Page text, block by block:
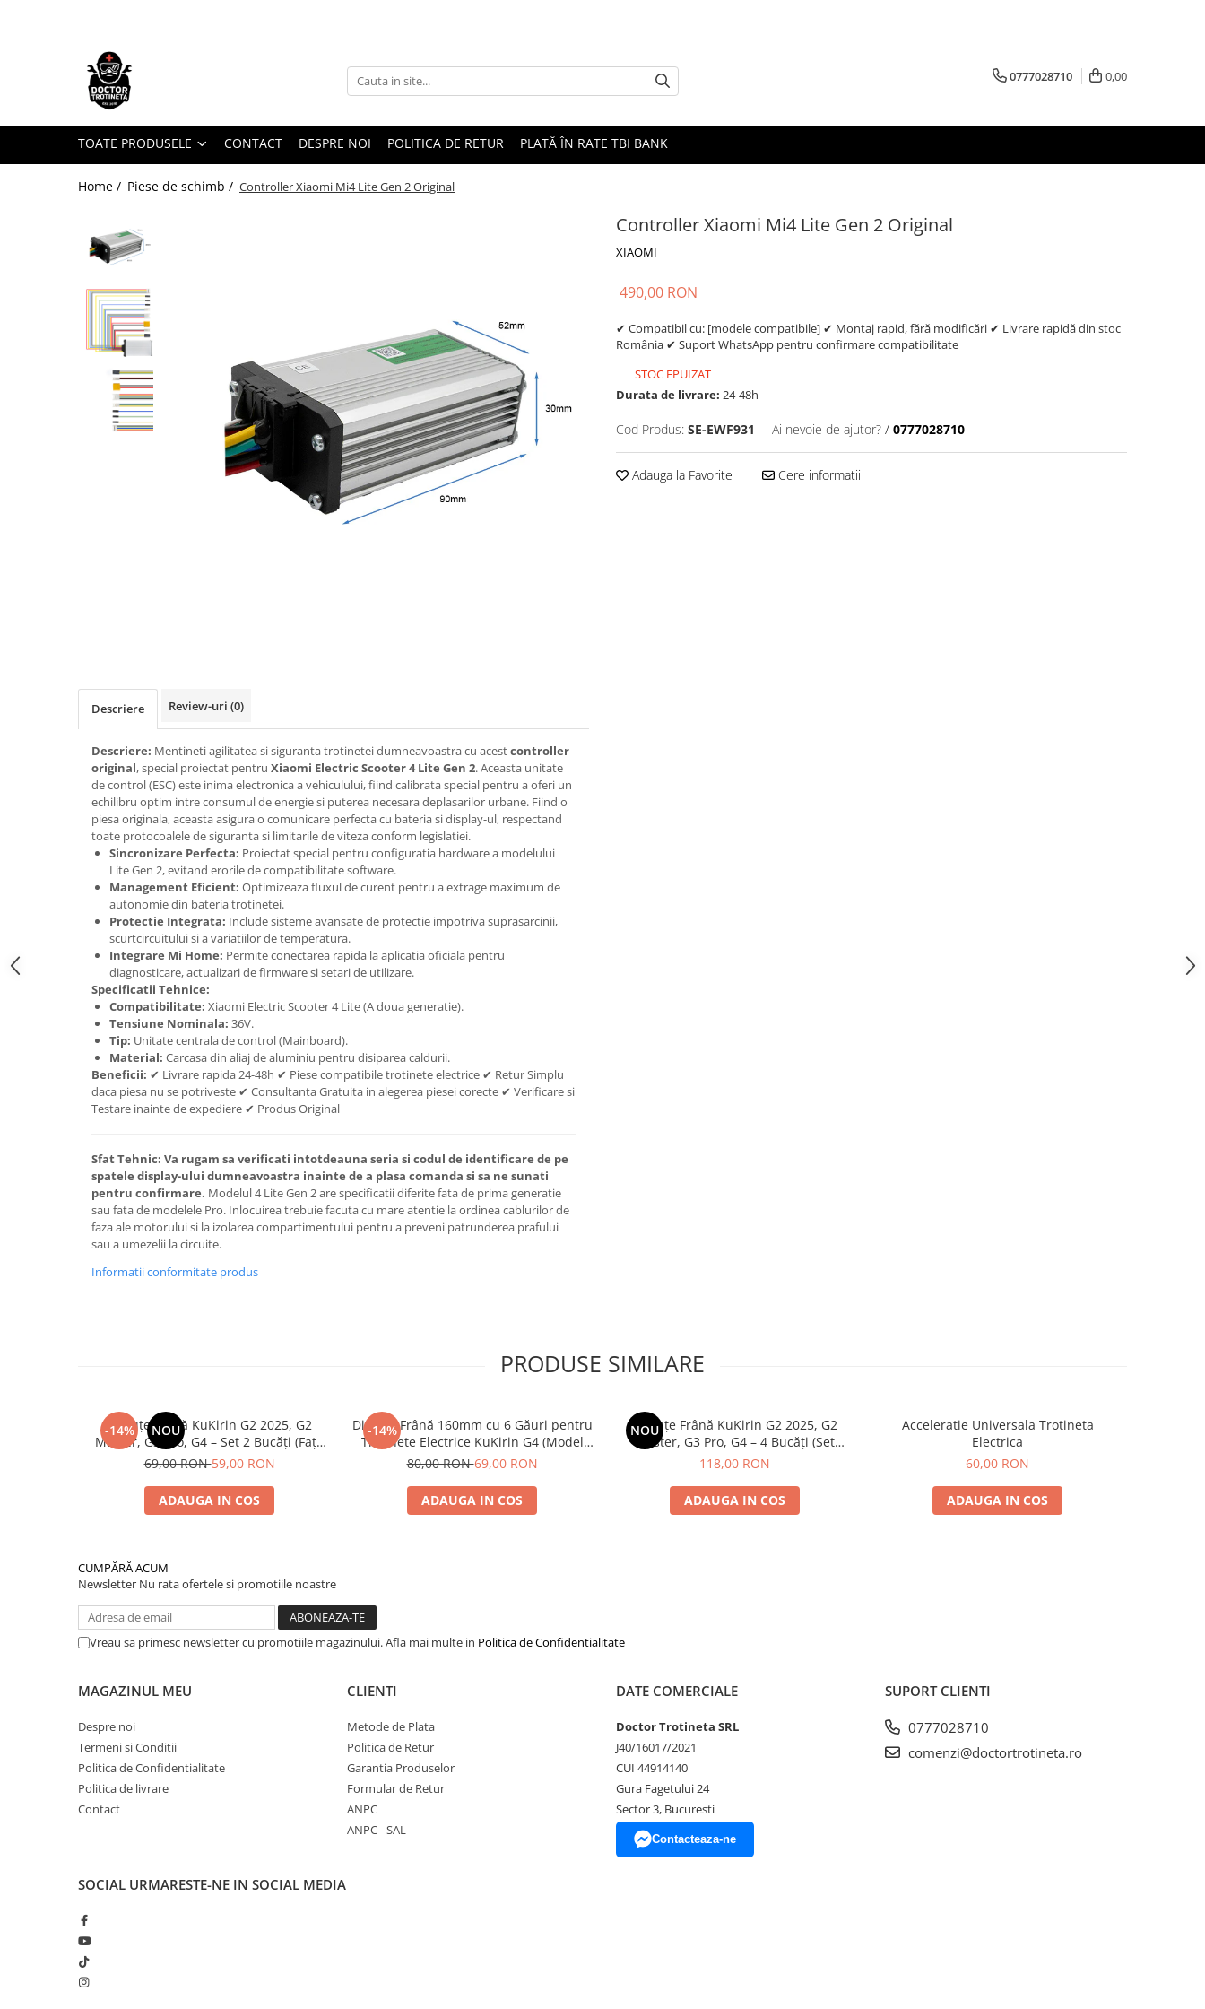
Toate Produsele
Piese de schimb
https://www.doctortrotineta.ro/electrica
Acceleratie
https://www.doctortrotineta.ro/frane
https://www.doctortrotineta.ro/camere-
https://www.doctortrotineta.ro/cauciucuri-
trotinete-electrice
https://www.doctortrotineta.ro/cauciucuri-
cauciucuri-bicicleta
Camere bicicleta
Cauciuc tubeless cu GEL antipană
Accesorii
Trotinete electrice
Biciclete Electrice
Anvelope moto
Anvelope ATV
Cauciucuri bicicleta
https://www.doctortrotineta.ro/plata-
forceOriginalForEdit=1&preview=00681
0777028710 0,00
TOATE PRODUSELE CONTACT DESPRE NOI POLITICA DE RETUR PLATĂ ÎN RATE TBI BANK
Home / Piese de schimb / Controller Xiaomi Mi4 Lite Gen 2 Original
Controller Xiaomi Mi4 Lite Gen 2 Original
XIAOMI
490,00 RON
✔ Compatibil cu: [modele compatibile] ✔ Montaj rapid, fără modificări ✔ Livrare rapidă din stoc
România ✔ Suport WhatsApp pentru confirmare compatibilitate
STOC EPUIZAT
Durata de livrare: 24-48h
Cod Produs: SE-EWF931 Ai nevoie de ajutor? / 0777028710
Adauga la Favorite Cere informatii
Descriere Review-uri (0)
Descriere: Mentineti agilitatea si siguranta trotinetei dumneavoastra cu acestcontroller
original, special proiectat pentru Xiaomi Electric Scooter 4 Lite Gen 2. Aceasta unitate
de control (ESC) este inima electronica a vehiculului, fiind calibrata special pentru a oferi un
echilibru optim intre consumul de energie si puterea necesara deplasarilor urbane. Fiind o
piesa originala, aceasta asigura o comunicare perfecta cu bateria si display-ul, respectand
toate protocoalele de siguranta si limitarile de viteza conform legislatiei.
Sincronizare Perfecta: Proiectat special pentru configuratia hardware a modelului
Lite Gen 2, evitand erorile de compatibilitate software.
Management Eficient: Optimizeaza fluxul de curent pentru a extrage maximum de
autonomie din bateria trotinetei.
Protectie Integrata: Include sisteme avansate de protectie impotriva suprasarcinii,
scurtcircuitului si a variatiilor de temperatura.
Integrare Mi Home: Permite conectarea rapida la aplicatia oficiala pentru
diagnosticare, actualizari de firmware si setari de utilizare.
Specificatii Tehnice:
Compatibilitate: Xiaomi Electric Scooter 4 Lite (A doua generatie).
Tensiune Nominala: 36V.
Tip: Unitate centrala de control (Mainboard).
Material: Carcasa din aliaj de aluminiu pentru disiparea caldurii.
Beneficii: ✔ Livrare rapida 24-48h ✔ Piese compatibile trotinete electrice ✔ Retur Simplu
daca piesa nu se potriveste ✔ Consultanta Gratuita in alegerea piesei corecte ✔ Verificare si
Testare inainte de expediere ✔ Produs Original
Sfat Tehnic: Va rugam sa verificati intotdeauna seria si codul de identificare de pe
spatele display-ului dumneavoastra inainte de a plasa comanda si sa ne sunati
pentru confirmare. Modelul 4 Lite Gen 2 are specificatii diferite fata de prima generatie
sau fata de modelele Pro. Inlocuirea trebuie facuta cu mare atentie la ordinea cablurilor de
faza ale motorului si la izolarea compartimentului pentru a preveni patrunderea prafului
sau a umezelii la circuite.
Informatii conformitate produs
PRODUSE SIMILARE
-14% NOU
Plăcuțe Frână KuKirin G2 2025, G2
Master, G3 Pro, G4 – Set 2 Bucăți (Față
sau Spate) Premium
69,00 RON59,00 RON
ADAUGA IN COS
-14%
Disc de Frână 160mm cu 6 Găuri pentru
Trotinete Electrice KuKirin G4 (Model
2025) și KuKirin G2 – Performanță
80,00 RON69,00 RON
ADAUGA IN COS
NOU
Plăcuțe Frână KuKirin G2 2025, G2
Master, G3 Pro, G4 – 4 Bucăți (Set
118,00 RON
ADAUGA IN COS
Acceleratie Universala Trotineta
Electrica
60,00 RON
ADAUGA IN COS
CUMPĂRĂ ACUM
Newsletter Nu rata ofertele si promotiile noastre
Vreau sa primesc newsletter cu promotiile magazinului. Afla mai multe in Politica de Confidentialitate
MAGAZINUL MEU
Despre noi
Termeni si Conditii
Politica de Confidentialitate
Politica de livrare
Contact
CLIENTI
Metode de Plata
Politica de Retur
Garantia Produselor
Formular de Retur
ANPC
ANPC - SAL
DATE COMERCIALE
Doctor Trotineta SRL
J40/16017/2021
CUI 44914140
Gura Fagetului 24
Sector 3, Bucuresti
Contacteaza-ne
SUPORT CLIENTI
0777028710
comenzi@doctortrotineta.ro
SOCIAL URMARESTE-NE IN SOCIAL MEDIA